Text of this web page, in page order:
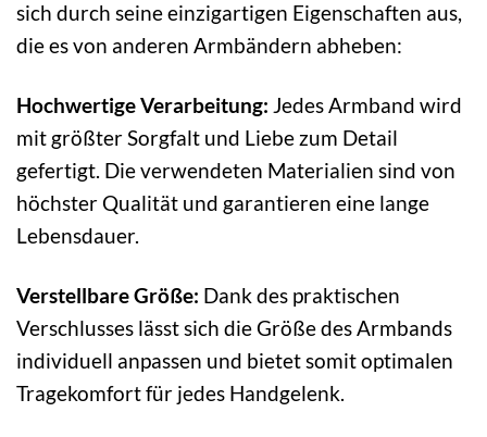
sich durch seine einzigartigen Eigenschaften aus,
die es von anderen Armbändern abheben:
Hochwertige Verarbeitung: Jedes Armband wird
mit größter Sorgfalt und Liebe zum Detail
gefertigt. Die verwendeten Materialien sind von
höchster Qualität und garantieren eine lange
Lebensdauer.
Verstellbare Größe: Dank des praktischen
Verschlusses lässt sich die Größe des Armbands
individuell anpassen und bietet somit optimalen
Tragekomfort für jedes Handgelenk.